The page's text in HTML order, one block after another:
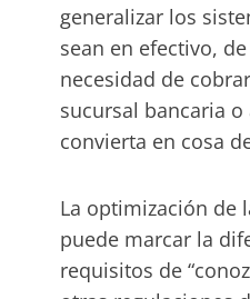
generalizar los
sean en efectivo,
necesidad de
sucursal bancaria o
convierta en cosa
La optimización de
puede marcar la
requisitos de